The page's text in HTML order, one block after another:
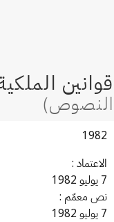
:
معمّم :